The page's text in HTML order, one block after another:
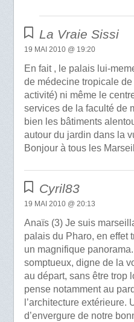
La Vraie Sissi
19 MAI 2010 @ 19:20
En fait , le palais lui-
de médecine tropicale de
activité) ni même le
services de la faculté de
bien les bâtiments
autour du jardin dans la
Bonjour à tous les
Cyril83
19 MAI 2010 @ 20:13
Anaïs (3) Je suis
palais du Pharo, en effet
un magnifique
somptueux, digne de la
au départ, sans être trop
pense notamment au
l’architecture extérieure.
d’envergure de notre